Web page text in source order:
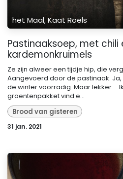
het Maal, Kaat Roels
Pastinaaksoep, met chili
kardemonkruimels
Ze zijn alweer een tijdje hip, die
Aangevoerd door de pastinaak.
de winter voorradig. Maar lekker …
groentenpakket vind e...
Brood van gisteren
31 jan. 2021